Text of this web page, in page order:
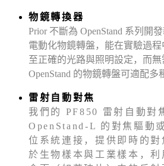
物鏡轉換器
Prior 不斷為 OpenStand 系列開
電動化物鏡轉盤，能在實驗過
至正確的光路與照明設定，而無
OpenStand 的物鏡轉盤可適配多
雷射自動對焦
我們的 PF850 雷射自動對
OpenStand-L 的對焦驅動
位系統連接，提供即時的對
於生物樣本與工業樣本，